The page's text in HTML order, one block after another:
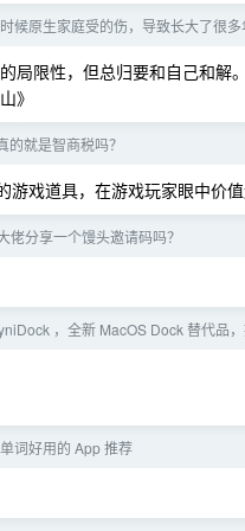
候原生家庭受的伤，导致长大了很多
局限性，但总归要和自己和解。
》
的就是智商税吗？
游戏道具，在游戏玩家眼中价
佬分享一个馒头邀请码吗？
，全新 MacOS Dock 替代品
词好用的 App 推荐